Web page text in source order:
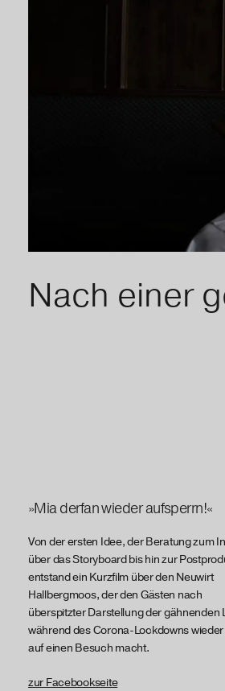
Nach einer
»Mia derfan wieder aufsperrn!«
Von der ersten Idee, der Beratung zum
über das Storyboard bis hin zur
entstand ein Kurzfilm über den Neuwirt
Hallbergmoos, der den Gästen nach
überspitzter Darstellung der gähnenden
während des Corona-Lockdowns wieder
auf einen Besuch macht.
zur Facebookseite